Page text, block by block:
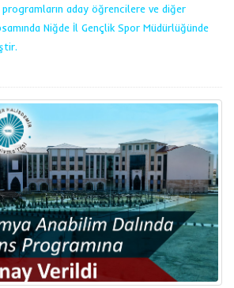
aday öğrencilere ve diğer
Niğde İl Gençlik Spor Müdürlüğünde